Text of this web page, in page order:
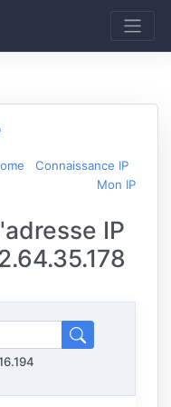
Connaissance IP
Mon IP
IP